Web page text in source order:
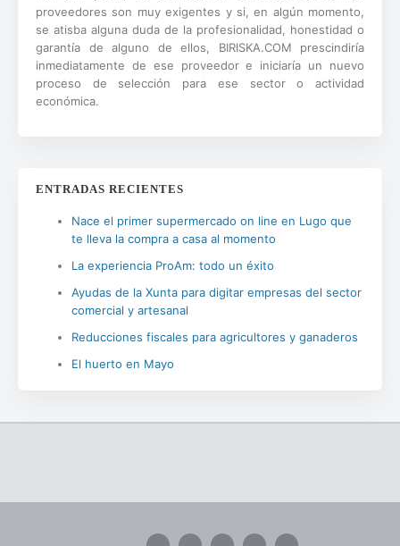
proveedores son muy exigentes y si, en algún momento,
se atisba alguna duda de la profesionalidad, honestidad o
garantía de alguno de ellos, BIRISKA.COM prescindiría
inmediatamente de ese proveedor e iniciaría un nuevo
proceso de selección para ese sector o actividad
económica.
ENTRADAS RECIENTES
Nace el primer supermercado on line en Lugo que
te lleva la compra a casa al momento
La experiencia ProAm: todo un éxito
Ayudas de la Xunta para digitar empresas del sector
comercial y artesanal
Reducciones fiscales para agricultores y ganaderos
El huerto en Mayo